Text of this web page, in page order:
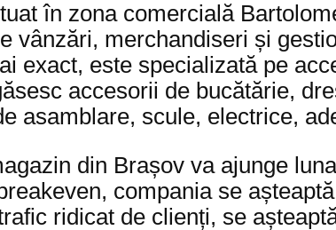
în zona comercială
vânzări, merchandiseri și
exact, este specializată pe
accesorii de bucătărie,
asamblare, scule, electrice,
din Brașov va ajunge
compania se
ridicat de clienți, se